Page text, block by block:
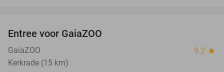
Entree voor GaiaZOO
GaiaZOO 9.2 star
Kerkrade (15 km)